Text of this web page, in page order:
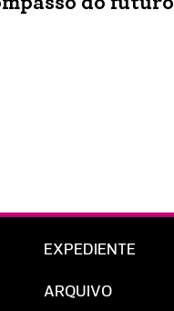
EXPEDIENTE
ARQUIVO